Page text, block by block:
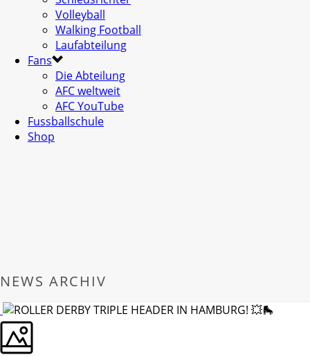
Volleyball
Walking Football
Laufabteilung
Fans
Die Abteilung
AFC weltweit
AFC YouTube
Fussballschule
Shop
NEWS ARCHIV